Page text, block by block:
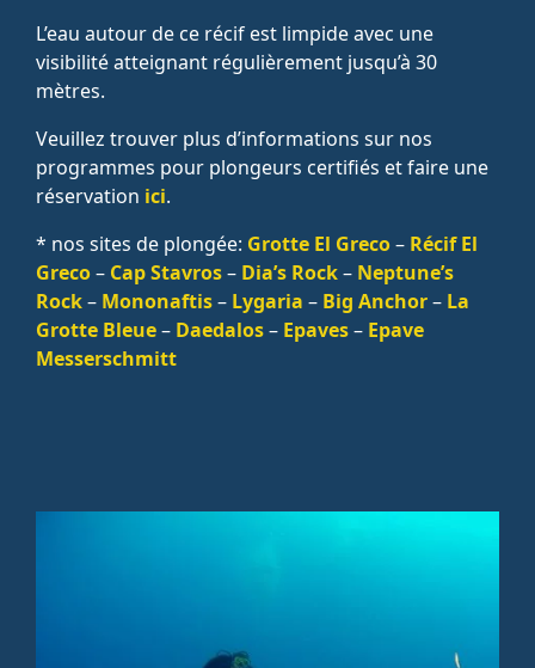
L’eau autour de ce récif est limpide avec une
visibilité atteignant régulièrement jusqu’à 30
mètres.
Veuillez trouver plus d’informations sur nos
programmes pour plongeurs certifiés et faire une
réservation ici.
* nos sites de plongée: Grotte El Greco– Récif El
Greco– Cap Stavros– Dia’s Rock– Neptune’s
Rock– Mononaftis– Lygaria – Big Anchor– La
Grotte Bleue– Daedalos– Epaves– Epave
Messerschmitt